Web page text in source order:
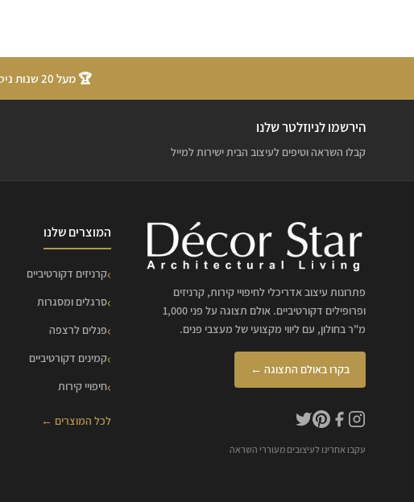
🏆 מעל 20 שנות ניסיון
הירשמו לניוזלטר שלנו
קבלו השראה וטיפים לעיצוב הבית ישירות למייל
פתרונות עיצוב אדריכלי לחיפויי קירות, קרניזים
ופרופילים דקורטיביים. אולם תצוגה על פני 1,000
מ"ר בחולון, עם ליווי מקצועי של מעצבי פנים.
בקרו באולם התצוגה ←
עקבו אחרינו לעיצובים מעוררי השראה
המוצרים שלנו
קרניזים דקורטיביים
סרגלים ומסגרות
פנלים לרצפה
קמינים דקורטיביים
חיפויי קירות
לכל המוצרים ←